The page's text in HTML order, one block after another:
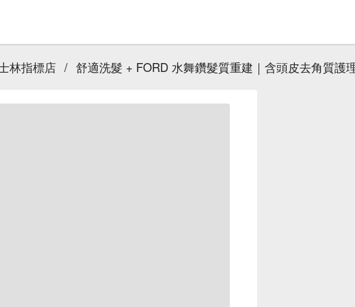
林指標店 / 舒適洗髮 + FORD 水舞鑽髮質重建｜含頭皮去角質護